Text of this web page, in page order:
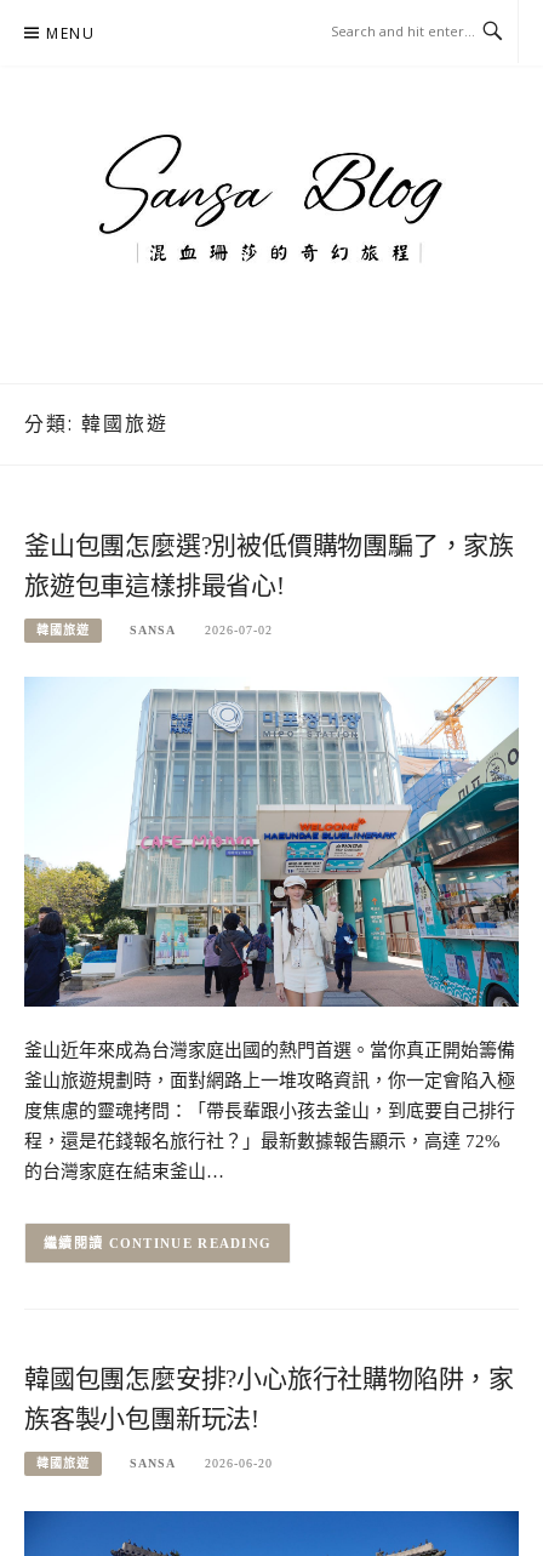
MENU
分類: 韓國旅遊
釜山包團怎麼選?別被低價購物團騙了，家族
旅遊包車這樣排最省心!
韓國旅遊 SANSA 2026-07-02
釜山近年來成為台灣家庭出國的熱門首選。當你真正開始籌備
釜山旅遊規劃時，面對網路上一堆攻略資訊，你一定會陷入極
度焦慮的靈魂拷問：「帶長輩跟小孩去釜山，到底要自己排行
程，還是花錢報名旅行社？」最新數據報告顯示，高達 72%
的台灣家庭在結束釜山…
CONTINUE READING
韓國包團怎麼安排?小心旅行社購物陷阱，家
族客製小包團新玩法!
韓國旅遊 SANSA 2026-06-20